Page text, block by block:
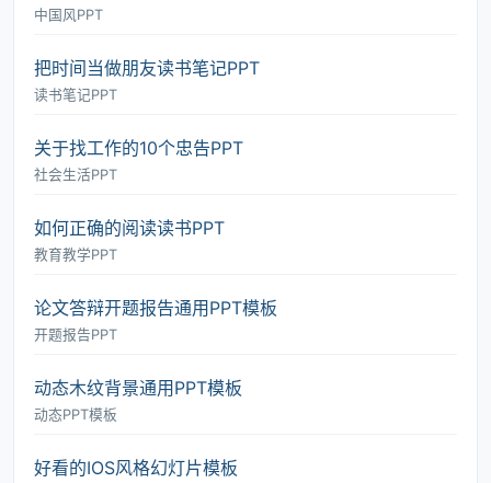
中国风PPT
把时间当做朋友读书笔记PPT
读书笔记PPT
关于找工作的10个忠告PPT
社会生活PPT
如何正确的阅读读书PPT
教育教学PPT
论文答辩开题报告通用PPT模板
开题报告PPT
动态木纹背景通用PPT模板
动态PPT模板
好看的IOS风格幻灯片模板